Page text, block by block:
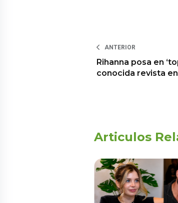
ANTERIOR
Rihanna posa en
conocida revista en
Articulos